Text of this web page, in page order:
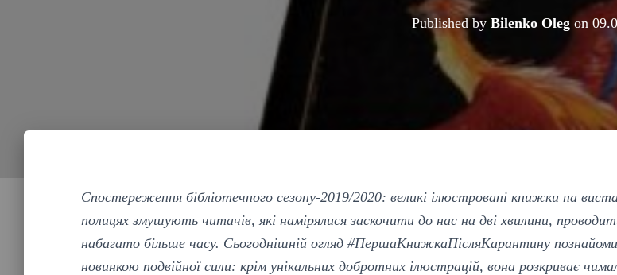
Published by Bilenko Olegon
Спостереження бібліотечного сезону-2019/2020: великі ілюстровані книжки на
полицях змушують читачів, які намірялися заскочити до нас на дві хвилини,
набагато більше часу. Сьогоднішній огляд #ПершаКнижкаПісляКарантину
новинкою подвійної сили: крім унікальних добротних ілюстрацій, вона розкриває